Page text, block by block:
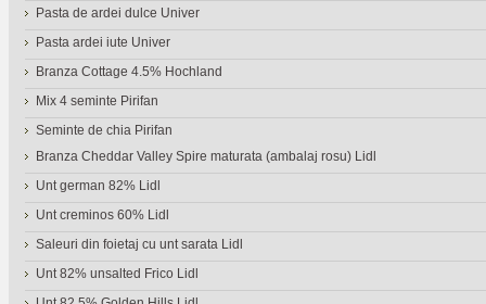
Pasta de ardei dulce Univer
Pasta ardei iute Univer
Branza Cottage 4.5% Hochland
Mix 4 seminte Pirifan
Seminte de chia Pirifan
Branza Cheddar Valley Spire maturata (ambalaj rosu) Lidl
Unt german 82% Lidl
Unt creminos 60% Lidl
Saleuri din foietaj cu unt sarata Lidl
Unt 82% unsalted Frico Lidl